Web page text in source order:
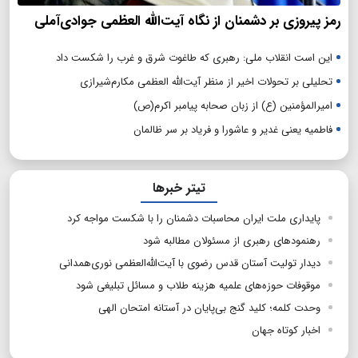
رمز پیروزی بر دشمنان از نگاه آیت‌الله العظمی جوادی‌آملی
این است انقلاب ملی: رهبری که طاغوت شرق و غرب را شکست داد
تحلیلی بر تحولات اخیر از منظر آیت‌الله العظمی مکارم‌شیرازی
امیرالمؤمنین (ع) از زبان صحابه پیامبر اکرم(ص)
فاطمیه یعنی غدیر و عاشورا و فریاد بر سر ظالمان
تیتر خبرها
پایداری ملت ایران محاسبات دشمنان را با شکست مواجه کرد
رهنمودهای رهبری از مسئولان مطالبه شود
دیدار تولیت آستان قدس رضوی با آیت‌الله‌العظمی نوری‌همدانی
موقوفات حوزه‌های علمیه هزینه طلاب و مسائل تبلیغی شود
وحدت کلمه؛ کلید گنج بی‌پایان در آستانه امتحان الهی
اخبار کوتاه جهان